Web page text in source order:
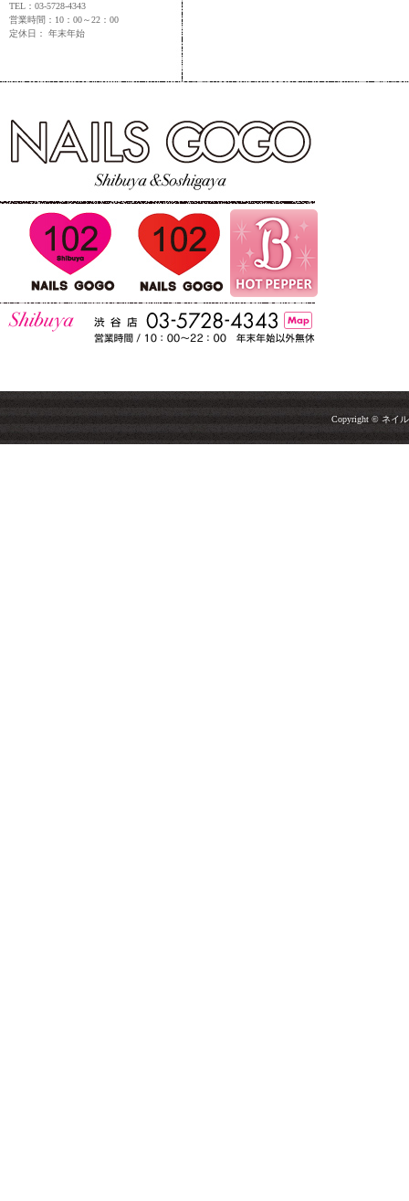
TEL：03-5728-4343
営業時間：10：00～22：00
定休日： 年末年始
Copyright © ネイル